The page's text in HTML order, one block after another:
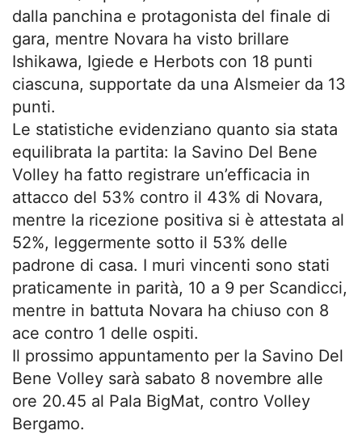
dalla panchina e protagonista del finale di
gara, mentre Novara ha visto brillare
Ishikawa, Igiede e Herbots con 18 punti
ciascuna, supportate da una Alsmeier da 13
punti.
Le statistiche evidenziano quanto sia stata
equilibrata la partita: la Savino Del Bene
Volley ha fatto registrare un’efficacia in
attacco del 53% contro il 43% di Novara,
mentre la ricezione positiva si è attestata al
52%, leggermente sotto il 53% delle
padrone di casa. I muri vincenti sono stati
praticamente in parità, 10 a 9 per Scandicci,
mentre in battuta Novara ha chiuso con 8
ace contro 1 delle ospiti.
Il prossimo appuntamento per la Savino Del
Bene Volley sarà sabato 8 novembre alle
ore 20.45 al Pala BigMat, contro Volley
Bergamo.